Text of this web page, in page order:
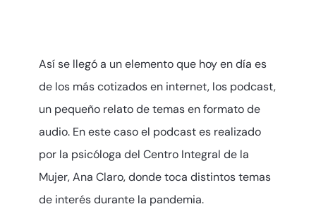
Así se llegó a un elemento que hoy en día es
de los más cotizados en internet, los podcast,
un pequeño relato de temas en formato de
audio. En este caso el podcast es realizado
por la psicóloga del Centro Integral de la
Mujer, Ana Claro, donde toca distintos temas
de interés durante la pandemia.